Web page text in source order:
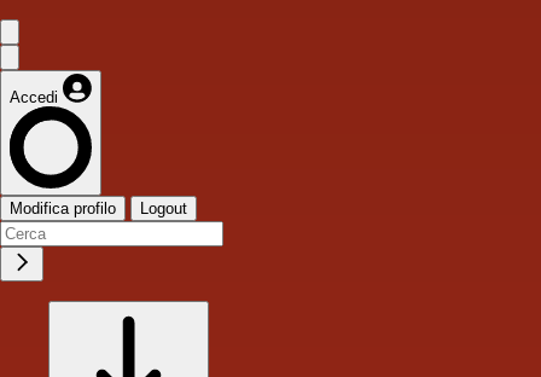
Accedi
Modifica profilo Logout